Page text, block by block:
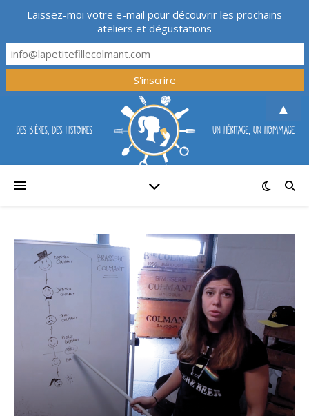
Laissez-moi votre e-mail pour découvrir les prochains
ateliers et dégustations
▲